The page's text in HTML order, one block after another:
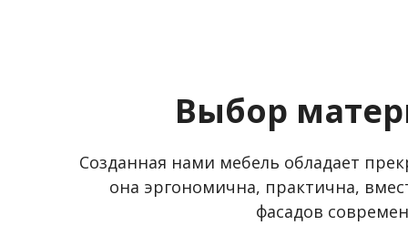
Созданная нами мебель обладает
она эргономична, практична,
фасадов
Выбор